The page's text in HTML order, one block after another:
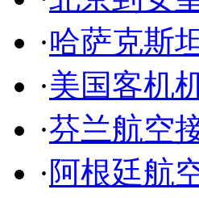
·哈萨克斯
·美国客机
·芬兰航空
·阿根廷航